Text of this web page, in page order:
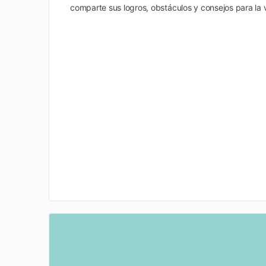
comparte sus logros, obstáculos y consejos para la